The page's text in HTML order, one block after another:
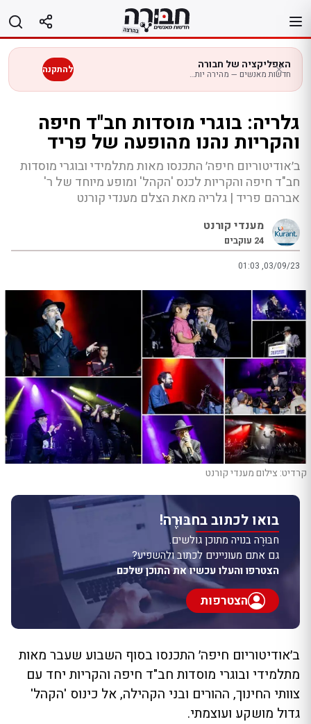
לתוכן
האפליקציה של חבורה
חדשות מאנשים — מהירה יותר בנייד להתקנה
גלריה: בוגרי מוסדות חב"ד חיפה
והקריות נהנו מהופעה של פריד
ב׳אודיטוריום חיפה׳ התכנסו מאות מתלמידי ובוגרי מוסדות
חב"ד חיפה והקריות לכנס 'הקהל' ומופע מיוחד של ר'
אברהם פריד | גלריה מאת הצלם מענדי קורנט
מענדי קורנט
24 עוקבים
01:03 ,03/09/23
קרדיט: צילום מענדי קורנט
בואו לכתוב בחבּוּרֶה!
חבּוּרֶה בנויה מתוכן גולשים.
גם אתם מעוניינים לכתוב ולהשפיע?
הצטרפו והעלו עכשיו את התוכן שלכם
הצטרפות
ב׳אודיטוריום חיפה׳ התכנסו בסוף השבוע שעבר מאות
מתלמידי ובוגרי מוסדות חב"ד חיפה והקריות יחד עם
צוותי החינוך, ההורים ובני הקהילה, אל כינוס 'הקהל'
גדול מושקע ועוצמתי.